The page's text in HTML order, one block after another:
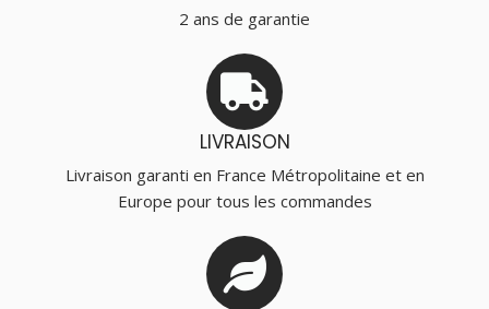
2 ans de garantie
LIVRAISON
Livraison garanti en France Métropolitaine et en
Europe pour tous les commandes